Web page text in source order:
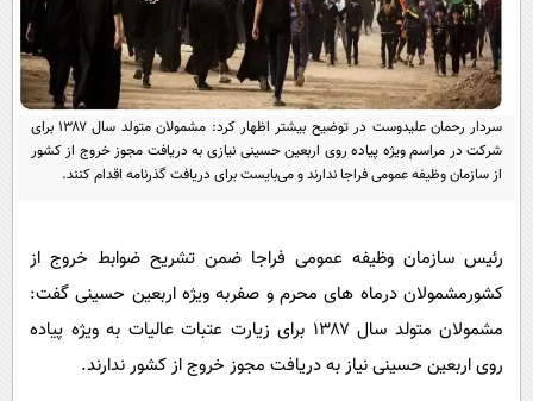
اخبار کریپتو
سرگرمی
باشگاه مغز
مجله تصویری سلاح
فیلم
اقتصاد
ورزش
سرگرمی
گوناگون
حوادث
محیط زیست
عصر ایران 2
خواندنی ها و دیدنی ها
داستان کوتاه
پیامک
آشپزی
آموزش زبان
سردار رحمان علیدوست در توضیح بیشتر اظهار کرد: مشمولان متولد سال ۱۳۸۷ برای
شرکت در مراسم ویژه پیاده روی اربعین حسینی نیازی به دریافت مجوز خروج از کشور
از سازمان وظیفه عمومی فراجا ندارند و می‌بایست برای دریافت گذرنامه اقدام کنند.
رئیس سازمان وظیفه عمومی فراجا ضمن تشریح ضوابط خروج از
کشورمشمولان درماه های محرم و صفربه ویژه اربعین حسینی گفت:
مشمولان متولد سال ۱۳۸۷ برای زیارت عتبات عالیات به ویژه پیاده
روی اربعین حسینی نیاز به دریافت مجوز خروج از کشور ندارند.